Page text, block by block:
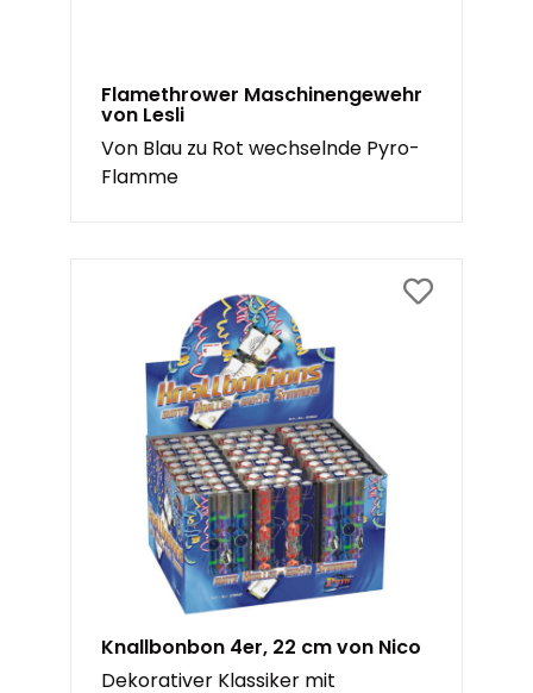
Flamethrower Maschinengewehr
von Lesli
Von Blau zu Rot wechselnde Pyro-
Flamme
Knallbonbon 4er, 22 cm von Nico
Dekorativer Klassiker mit